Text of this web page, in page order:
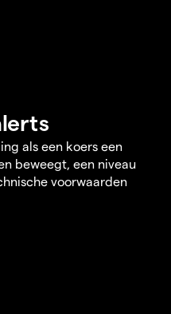
als een koers een
beweegt, een niveau
voorwaarden